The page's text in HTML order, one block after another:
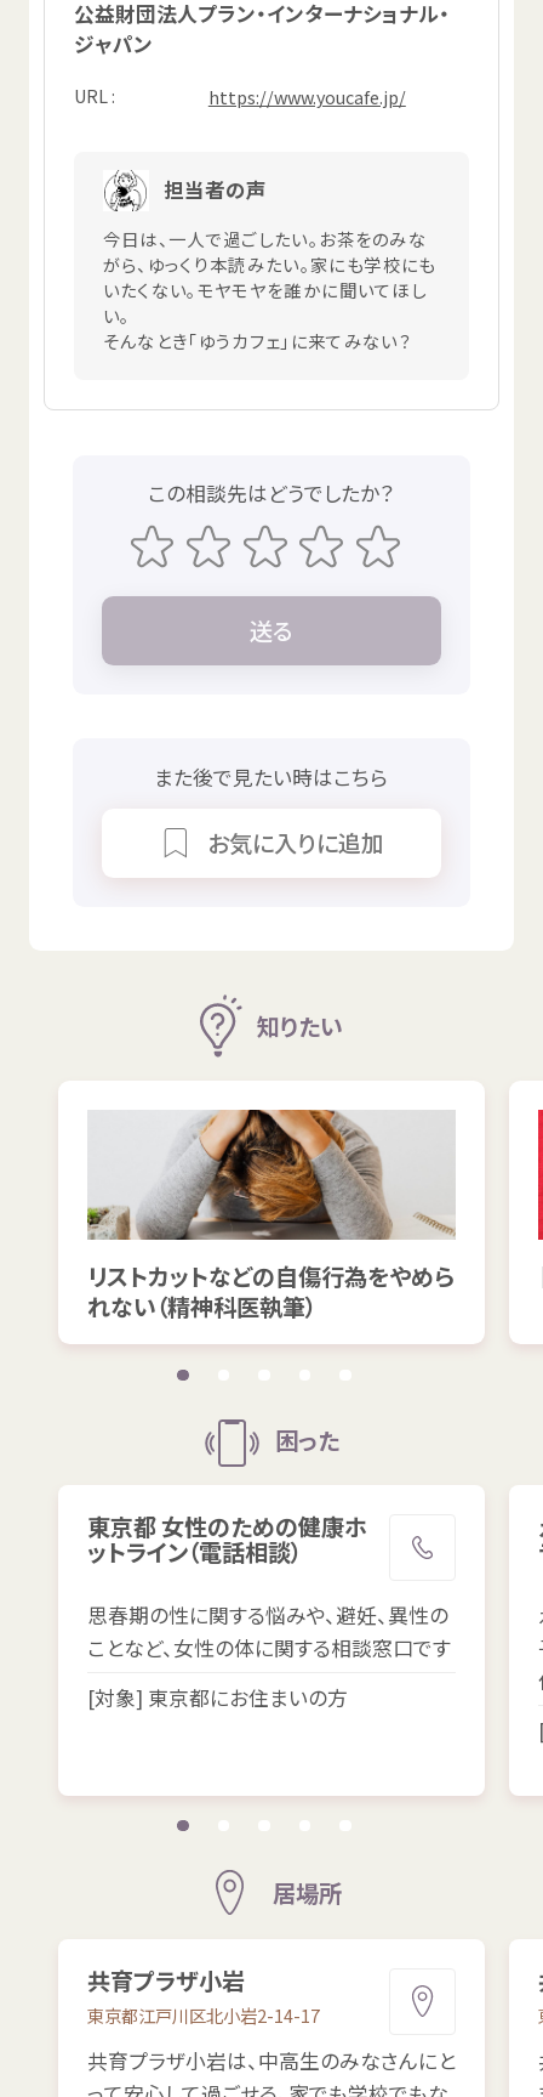
公益財団法人プラン・インターナショナル・
ジャパン
URL https://www.youcafe.jp/
担当者の声
今日は、 一人で過ごしたい。お茶をのみな
がら、ゆっくり本読みたい。家にも学校にも
いたくない。モヤモヤを誰かに聞いてほし
い。
そんなとき「ゆうカフェ」に来てみない？
この相談先はどうでしたか？
送る
また後で 見たい時はこちら
お気に入りに追加
知りたい
リストカットなどの自傷行為をやめら
れない（精神科医執筆）
困った
東京都女性のための健康ホ
ットライン（電話相談）
思春期の性に関する悩みや、避妊、異性の
ことなど、女性の体に関する相談窓口です
[対象] 東京都にお住まいの方
居場所
共育プラザ小岩
東京都江戸川区北小岩2-14-17
共育プラザ小岩は、中高生のみなさんにと